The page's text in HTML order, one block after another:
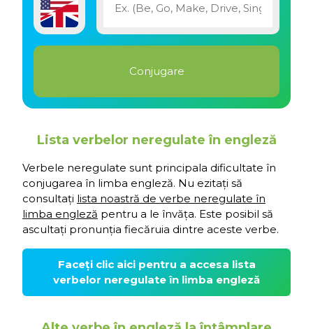
Lista verbelor neregulate în engleză
Verbele neregulate sunt principala dificultate în
conjugarea în limba engleză. Nu ezitați să
consultați lista noastră de verbe neregulate în
limba engleză pentru a le învăța. Este posibil să
ascultați pronunția fiecăruia dintre aceste verbe.
Faceți clic aici pentru a accesa lista
verbelor neregulate în limba engleză